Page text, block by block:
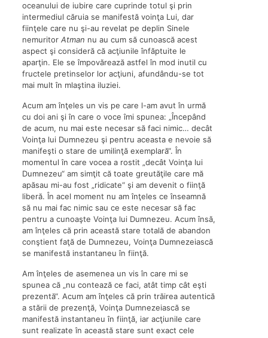
oceanului de iubire care cuprinde totul şi prin
intermediul căruia se manifestă voinţa Lui, dar
fiinţele care nu şi-au revelat pe deplin Sinele
nemuritor Atman nu au cum să cunoască acest
aspect şi consideră că acţiunile înfăptuite le
aparţin. Ele se împovărează astfel în mod inutil cu
fructele pretinselor lor acţiuni, afundându-se tot
mai mult în mlaştina iluziei.
Acum am înţeles un vis pe care l-am avut în urmă
cu doi ani şi în care o voce îmi spunea: „Începând
de acum, nu mai este necesar să faci nimic… decât
Voinţa lui Dumnezeu şi pentru aceasta e nevoie să
manifeşti o stare de umilinţă exemplară“. În
momentul în care vocea a rostit „decât Voinţa lui
Dumnezeu“ am simţit că toate greutăţile care mă
apăsau mi-au fost „ridicate“ şi am devenit o fiinţă
liberă. În acel moment nu am înţeles ce înseamnă
să nu mai fac nimic sau ce este necesar să fac
pentru a cunoaşte Voinţa lui Dumnezeu. Acum însă,
am înţeles că prin această stare totală de abandon
conştient faţă de Dumnezeu, Voinţa Dumnezeiască
se manifestă instantaneu în fiinţă.
Am înţeles de asemenea un vis în care mi se
spunea că „nu contează ce faci, atât timp cât eşti
prezentă“. Acum am înţeles că prin trăirea autentică
a stării de prezenţă, Voinţa Dumnezeiască se
manifestă instantaneu în fiinţă, iar acţiunile care
sunt realizate în această stare sunt exact cele